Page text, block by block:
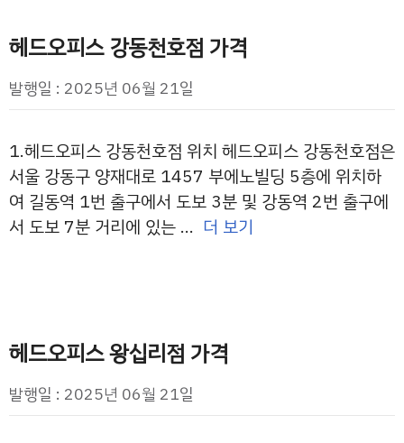
헤드오피스 강동천호점 가격
발행일 : 2025년 06월 21일
1.헤드오피스 강동천호점 위치 헤드오피스 강동천호점은
서울 강동구 양재대로 1457 부에노빌딩 5층에 위치하
여 길동역 1번 출구에서 도보 3분 및 강동역 2번 출구에
서 도보 7분 거리에 있는 … 더 보기
헤드오피스 왕십리점 가격
발행일 : 2025년 06월 21일